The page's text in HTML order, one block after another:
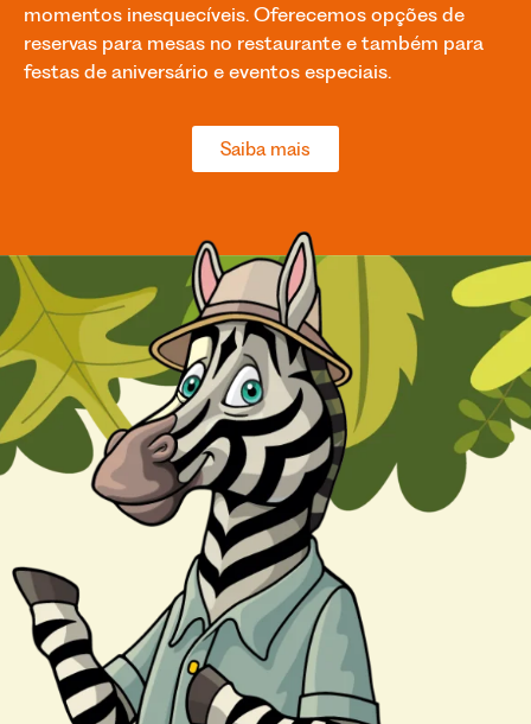
momentos inesquecíveis. Oferecemos opções de
reservas para mesas no restaurante e também para
festas de aniversário e eventos especiais.
Saiba mais